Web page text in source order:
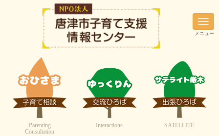
N
a
v
i
o
メニュー
Parenting
Consultation
Interactions SATELLITE